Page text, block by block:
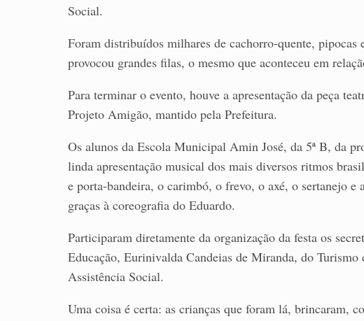
Social.
Foram distribuídos milhares de cachorro-quente,
provocou grandes filas, o mesmo que aconteceu em
Para terminar o evento, houve a apresentação da peça
Projeto Amigão, mantido pela Prefeitura.
Os alunos da Escola Municipal Amin José, da 5ª B, da
linda apresentação musical dos mais diversos ritmos
e porta-bandeira, o carimbó, o frevo, o axé, o sertanejo
graças à coreografia do Eduardo.
Participaram diretamente da organização da festa os
Educação, Eurinivalda Candeias de Miranda, do
Assistência Social.
Uma coisa é certa: as crianças que foram lá, brincaram,